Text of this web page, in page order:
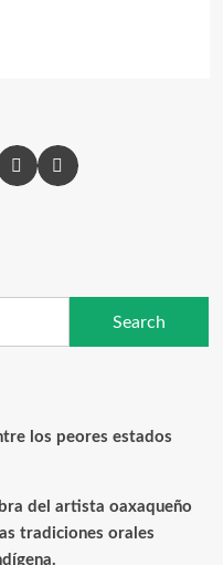
los peores estados
del artista oaxaqueño
tradiciones orales